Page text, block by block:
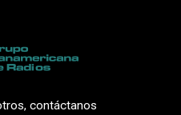
contáctanos